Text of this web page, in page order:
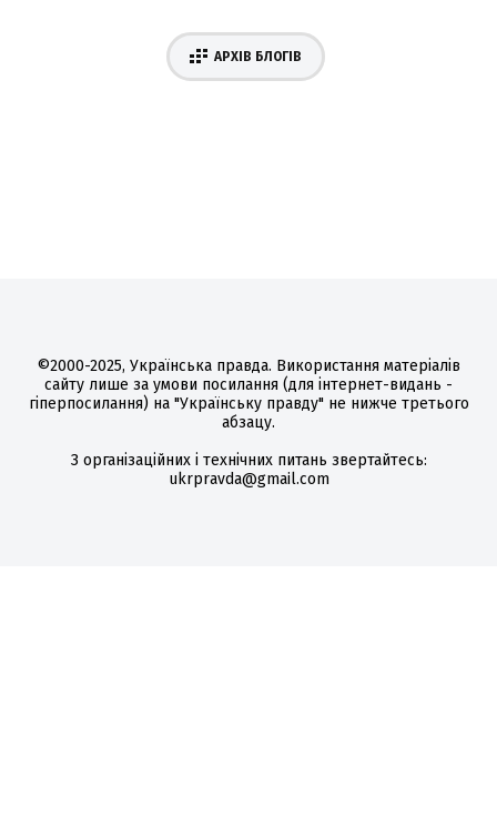
АРХІВ БЛОГІВ
©2000-2025, Українська правда. Використання матеріалів
сайту лише за умови посилання (для інтернет-видань -
гіперпосилання) на "Українську правду" не нижче третього
абзацу.
З організаційних і технічних питань звертайтесь:
ukrpravda@gmail.com